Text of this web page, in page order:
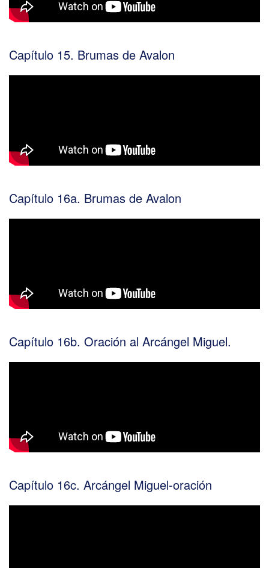
Capítulo 15. Brumas de Avalon
Capítulo 16a. Brumas de Avalon
Capítulo 16b. Oración al Arcángel Miguel.
Capítulo 16c. Arcángel Miguel-oración